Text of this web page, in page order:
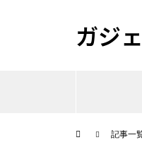
ガジ
記事一